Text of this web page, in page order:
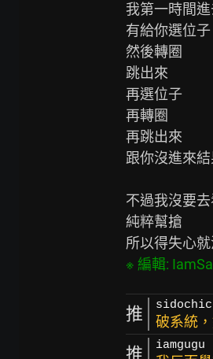
我第一時間進
有給你選位子
然後轉圈
跳出來
再選位子
再轉圈
再跳出來
跟你沒進來
不過我沒要
純粹幫搶
推 sidochic
破系統
推 iamgugu